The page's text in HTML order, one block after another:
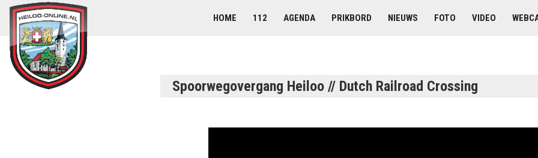
HOME 112 AGENDA PRIKBORD NIEUWS FOTO VIDEO
Spoorwegovergang Heiloo // Dutch Railroad Crossing